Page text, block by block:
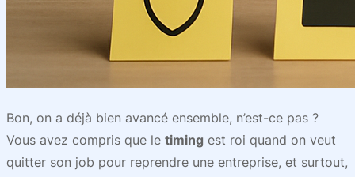
Bon, on a déjà bien avancé ensemble, n’est-ce pas ?
Vous avez compris que le timing est roi quand on veut
quitter son job pour reprendre une entreprise, et surtout,